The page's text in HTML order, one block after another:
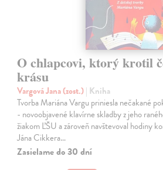
O chlapcovi, ktorý krotil
krásu
Vargová Jana (zost.)| Kniha
Tvorba Mariána Vargu priniesla nečakané
- novoobjavené klavírne skladby z jeho
žiakom ĽŠU a zároveň navštevoval hodiny
Jána Cikkera…
Zasielame do 30 dní